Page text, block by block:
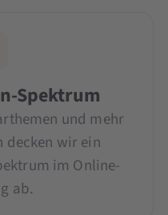
Spektrum
und mehr
decken wir ein
im Online-
ab.